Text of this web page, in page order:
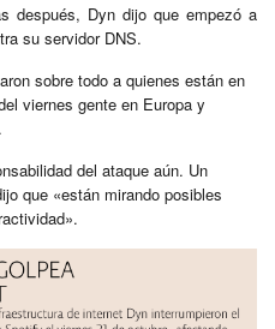
después, Dyn dijo que empezó a
su servidor DNS.
sobre todo a quienes están en
viernes gente en Europa y
del ataque aún. Un
que «están mirando posibles